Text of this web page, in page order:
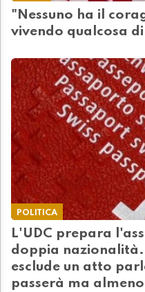
"Nessuno ha il
vivendo qualcosa
POLITICA
L'UDC prepara
doppia nazionalità.
esclude un atto
passerà ma